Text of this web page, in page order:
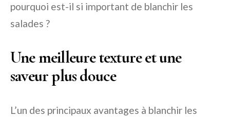
pourquoi est-il si important de blanchir les
salades ?
Une meilleure texture et une
saveur plus douce
L’un des principaux avantages à blanchir les